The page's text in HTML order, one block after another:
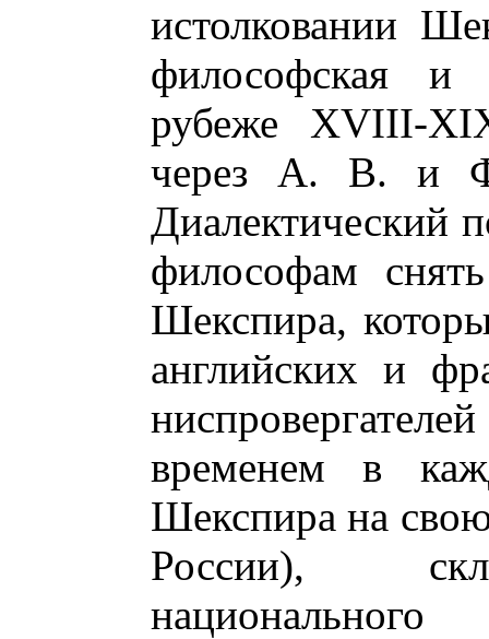
истолковании
философская и
рубеже XVIII-
через А. В. и
Диалектический
философам
Шекспира,
английских и
временем в
Шекспира на
России),